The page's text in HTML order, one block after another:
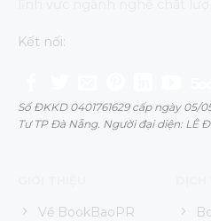
Kết nối:
Số ĐKKD 0401761629 cấp ngày 05/
Tư TP Đà Nẵng. Người đại diện: LÊ
Về BookBaoPR